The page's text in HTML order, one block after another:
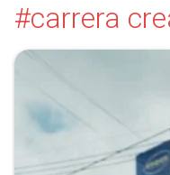
#carrera